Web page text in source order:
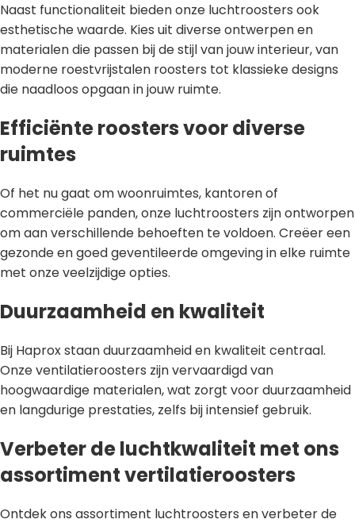
Naast functionaliteit bieden onze luchtroosters ook
esthetische waarde. Kies uit diverse ontwerpen en
materialen die passen bij de stijl van jouw interieur, van
moderne roestvrijstalen roosters tot klassieke designs
die naadloos opgaan in jouw ruimte.
Efficiënte roosters voor diverse
ruimtes
Of het nu gaat om woonruimtes, kantoren of
commerciële panden, onze luchtroosters zijn ontworpen
om aan verschillende behoeften te voldoen. Creëer een
gezonde en goed geventileerde omgeving in elke ruimte
met onze veelzijdige opties.
Duurzaamheid en kwaliteit
Bij Haprox staan duurzaamheid en kwaliteit centraal.
Onze ventilatieroosters zijn vervaardigd van
hoogwaardige materialen, wat zorgt voor duurzaamheid
en langdurige prestaties, zelfs bij intensief gebruik.
Verbeter de luchtkwaliteit met ons
assortiment vertilatieroosters
Ontdek ons assortiment luchtroosters en verbeter de